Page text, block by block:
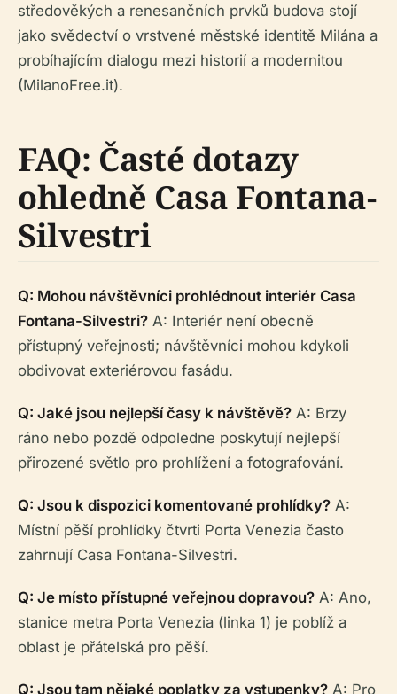
středověkých a renesančních prvků budova stojí
jako svědectví o vrstvené městské identitě Milána a
probíhajícím dialogu mezi historií a modernitou
(MilanoFree.it).
FAQ: Časté dotazy
ohledně Casa Fontana-
Silvestri
Q: Mohou návštěvníci prohlédnout interiér Casa
Fontana-Silvestri? A: Interiér není obecně
přístupný veřejnosti; návštěvníci mohou kdykoli
obdivovat exteriérovou fasádu.
Q: Jaké jsou nejlepší časy k návštěvě? A: Brzy
ráno nebo pozdě odpoledne poskytují nejlepší
přirozené světlo pro prohlížení a fotografování.
Q: Jsou k dispozici komentované prohlídky? A:
Místní pěší prohlídky čtvrti Porta Venezia často
zahrnují Casa Fontana-Silvestri.
Q: Je místo přístupné veřejnou dopravou? A: Ano,
stanice metra Porta Venezia (linka 1) je poblíž a
oblast je přátelská pro pěší.
Q: Jsou tam nějaké poplatky za vstupenky? A: Pro